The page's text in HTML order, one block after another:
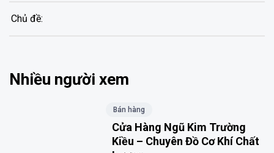
Chủ đề:
Nhiều người xem
Bán hàng
Cửa Hàng Ngũ Kim Trường
Kiều – Chuyên Đồ Cơ Khí Chất